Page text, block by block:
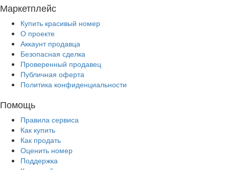
Маркетплейс
Купить красивый номер
О проекте
Аккаунт продавца
Безопасная сделка
Проверенный продавец
Публичная оферта
Политика конфиденциальности
Помощь
Правила сервиса
Как купить
Как продать
Оценить номер
Поддержка